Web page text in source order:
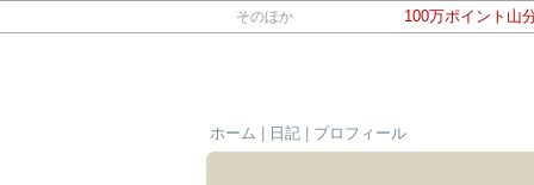
そのほか 100万ポイント山
ホーム 日記 プロフィール